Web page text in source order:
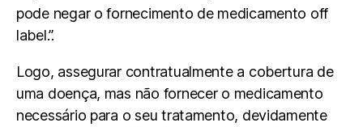
pode negar o fornecimento de medicamento off
label.”.
Logo, assegurar contratualmente a cobertura de
uma doença, mas não fornecer o medicamento
necessário para o seu tratamento, devidamente